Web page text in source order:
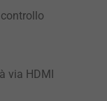
via HDMI